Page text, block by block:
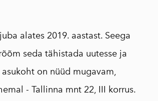
alates 2019. aastast. Seega
seda tähistada uutesse ja
on nüüd mugavam,
- Tallinna mnt 22, III korrus.